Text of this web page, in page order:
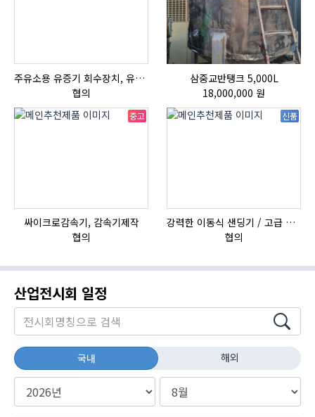
주유소용 유증기 회수장치, 유증기 회수장치, 방폭형, 방폭형 유증기 회수장치
협의
삼중교반탱크 5,000L
18,000,000 원
중고
싸이크로감속기, 감속기제작
협의
신품
강력한 이동식 샌딩기 / 고급 이태리 IBIX샌드블라스터
협의
산업전시회 일정
국내 해외